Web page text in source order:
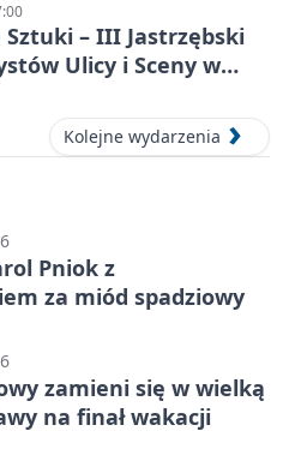
– III Jastrzębski
Ulicy i Sceny w
Kolejne wydarzenia
Pniok z
za miód spadziowy
zamieni się w wielką
na finał wakacji